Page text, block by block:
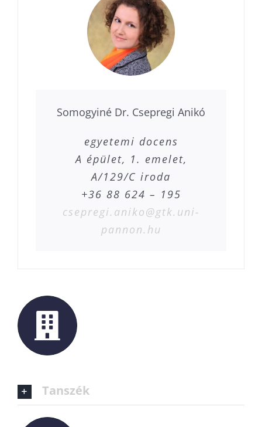
Somogyiné Dr. Csepregi Anikó
egyetemi docens
A épület, 1. emelet,
A/129/C iroda
+36 88 624 – 195
csepregi.aniko@gtk.uni-
pannon.hu
Tanszék